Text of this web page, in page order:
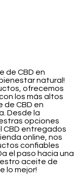
de CBD en
natural!
ofrecemos
los más altos
de CBD en
Desde la
opciones
CBD entregados
online, nos
confiables
el paso hacia una
aceite de
lo mejor!